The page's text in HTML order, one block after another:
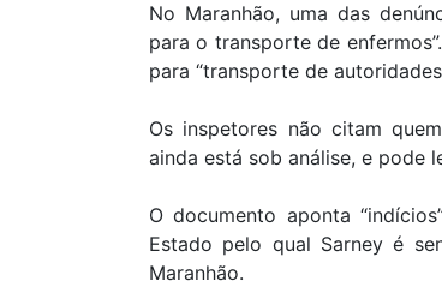
No Maranhão, uma das
para o transporte de
para “transporte de
Os inspetores não citam
ainda está sob análise, e pode
O documento aponta
Estado pelo qual Sarney é
Maranhão.